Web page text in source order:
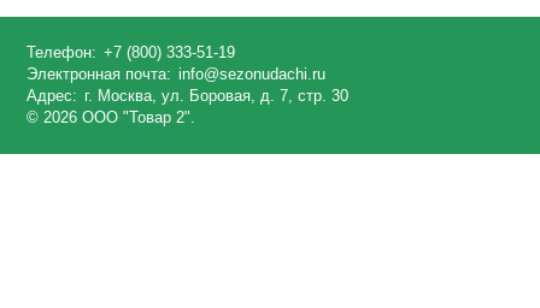
Телефон: +7 (800) 333-51-19
Электронная почта: info@sezonudachi.ru
Адрес: г. Москва, ул. Боровая, д. 7, стр. 30
© 2026 ООО "Товар 2".